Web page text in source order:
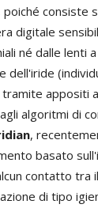
poiché consiste
digitale
né dalle lenti
dell'iride
appositi
algoritmi di
,
basato
contatto tra
di tipo